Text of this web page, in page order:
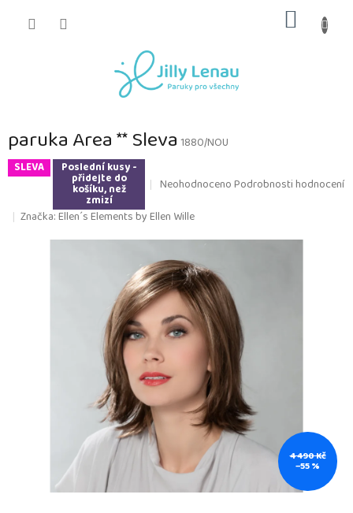
KOŠÍK
paruka Area ** Sleva 1880/NOU
SLEVA Poslední kusy -
přidejte do
košíku, než
zmizí
Průměrné
produktu
0,0
z
5
hvězdiček.
NeohodnocenoPodrobnosti hodnocení
Značka:Ellen´s Elements by Ellen Wille
4 490 Kč
–55 %